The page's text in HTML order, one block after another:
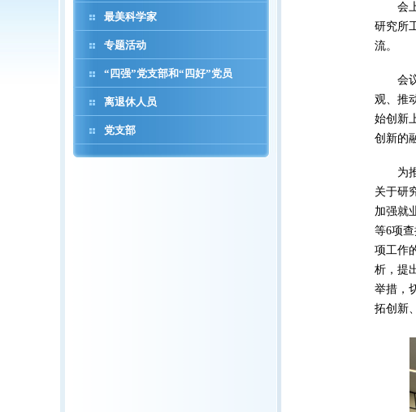
最美科学家
专题活动
“四强”党支部和“四好”党员
离退休人员
党支部
会
研究所
流。
会
观、推
始创新
创新的
为
关于研
加强就
等6项
项工作
析，提
举措，
拓创新